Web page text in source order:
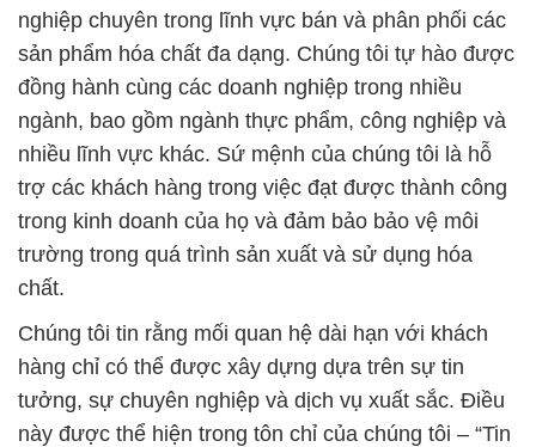
nghiệp chuyên trong lĩnh vực bán và phân phối các
sản phẩm hóa chất đa dạng. Chúng tôi tự hào được
đồng hành cùng các doanh nghiệp trong nhiều
ngành, bao gồm ngành thực phẩm, công nghiệp và
nhiều lĩnh vực khác. Sứ mệnh của chúng tôi là hỗ
trợ các khách hàng trong việc đạt được thành công
trong kinh doanh của họ và đảm bảo bảo vệ môi
trường trong quá trình sản xuất và sử dụng hóa
chất.
Chúng tôi tin rằng mối quan hệ dài hạn với khách
hàng chỉ có thể được xây dựng dựa trên sự tin
tưởng, sự chuyên nghiệp và dịch vụ xuất sắc. Điều
này được thể hiện trong tôn chỉ của chúng tôi – “Tin